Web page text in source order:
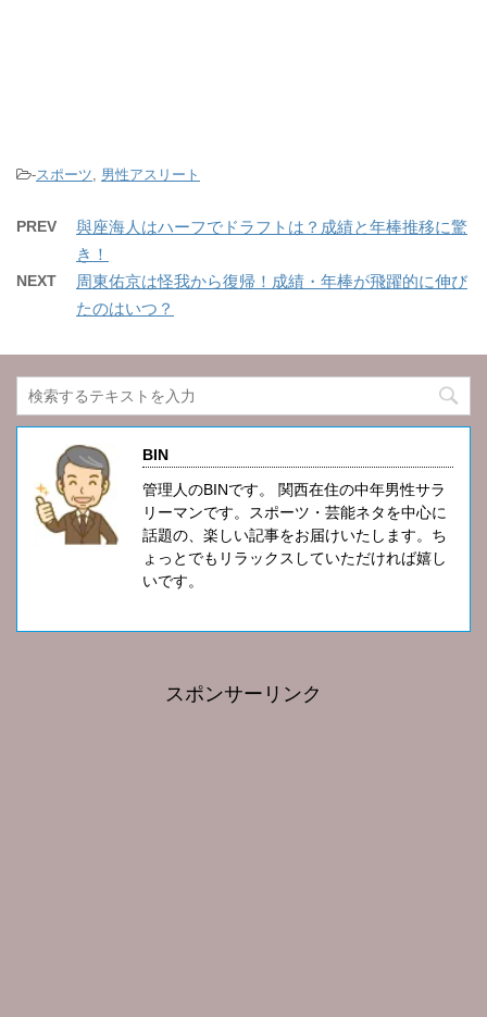
-スポーツ 男性アスリート
PREV
與座海人はハーフでドラフトは？成績と年棒推移に驚
き！
NEXT
周東佑京は怪我から復帰！成績・年棒が飛躍的に伸び
たのはいつ？
BIN
管理人のBINです。 関西在住の中年男性サラ
リーマンです。スポーツ・芸能ネタを中心に
話題の、楽しい記事をお届けいたします。ち
ょっとでもリラックスしていただければ嬉し
いです。
スポンサーリンク